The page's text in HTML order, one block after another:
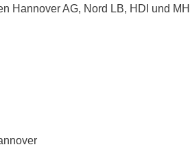
Hannover AG, Nord LB, HDI und